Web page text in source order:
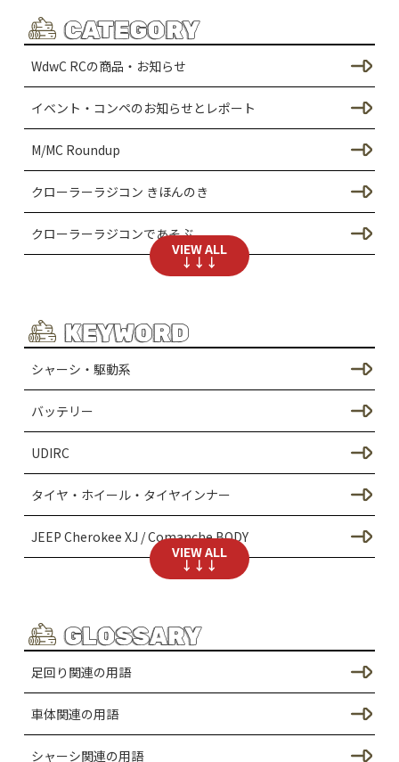
CATEGORY
VIEW ALL
↓↓↓
WdwC RCの商品・お知らせ
イベント・コンペのお知らせとレポート
M/MC Roundup
クローラーラジコン きほんのき
クローラーラジコンであそぶ
足回りのカスタム（SCX30）
シャーシのカスタム（TRX4M）
ドレスアップ / ボディーのカスタム（TRX4M）
足回りのカスタム（TRX4M）
KEYWORD
VIEW ALL
↓↓↓
シャーシ・駆動系
バッテリー
UDIRC
タイヤ・ホイール・タイヤインナー
JEEP Cherokee XJ / Comanche BODY
LEDライト・電装系
GLOSSARY
足回り関連の用語
車体関連の用語
シャーシ関連の用語